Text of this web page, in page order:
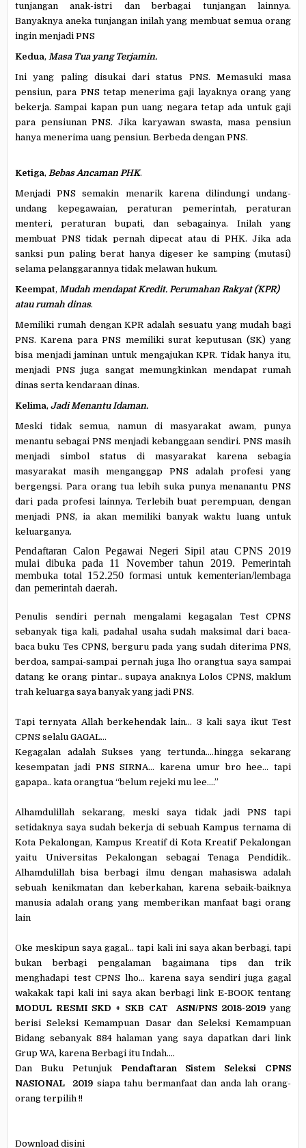
tunjangan anak-istri dan berbagai tunjangan lainnya.
Banyaknya aneka tunjangan inilah yang membuat semua orang
ingin menjadi PNS
Kedua, Masa Tua yang Terjamin.
Ini yang paling disukai dari status PNS. Memasuki masa
pensiun, para PNS tetap menerima gaji layaknya orang yang
bekerja. Sampai kapan pun uang negara tetap ada untuk gaji
para pensiunan PNS. Jika karyawan swasta, masa pensiun
hanya menerima uang pensiun. Berbeda dengan PNS.
Ketiga, Bebas Ancaman PHK.
Menjadi PNS semakin menarik karena dilindungi undang-
undang kepegawaian, peraturan pemerintah, peraturan
menteri, peraturan bupati, dan sebagainya. Inilah yang
membuat PNS tidak pernah dipecat atau di PHK. Jika ada
sanksi pun paling berat hanya digeser ke samping (mutasi)
selama pelanggarannya tidak melawan hukum.
Keempat, Mudah mendapat Kredit. Perumahan Rakyat (KPR)
atau rumah dinas.
Memiliki rumah dengan KPR adalah sesuatu yang mudah bagi
PNS. Karena para PNS memiliki surat keputusan (SK) yang
bisa menjadi jaminan untuk mengajukan KPR. Tidak hanya itu,
menjadi PNS juga sangat memungkinkan mendapat rumah
dinas serta kendaraan dinas.
Kelima, Jadi Menantu Idaman.
Meski tidak semua, namun di masyarakat awam, punya
menantu sebagai PNS menjadi kebanggaan sendiri. PNS masih
menjadi simbol status di masyarakat karena sebagia
masyarakat masih menganggap PNS adalah profesi yang
bergengsi. Para orang tua lebih suka punya menanantu PNS
dari pada profesi lainnya. Terlebih buat perempuan, dengan
menjadi PNS, ia akan memiliki banyak waktu luang untuk
keluarganya.
Pendaftaran Calon Pegawai Negeri Sipil atau CPNS 2019
mulai dibuka pada 11 November tahun 2019. Pemerintah
membuka total 152.250 formasi untuk kementerian/lembaga
dan pemerintah daerah.
Penulis sendiri pernah mengalami kegagalan Test CPNS
sebanyak tiga kali, padahal usaha sudah maksimal dari baca-
baca buku Tes CPNS, berguru pada yang sudah diterima PNS,
berdoa, sampai-sampai pernah juga lho orangtua saya sampai
datang ke orang pintar.. supaya anaknya Lolos CPNS, maklum
trah keluarga saya banyak yang jadi PNS.
Tapi ternyata Allah berkehendak lain… 3 kali saya ikut Test
CPNS selalu GAGAL…
Kegagalan adalah Sukses yang tertunda….hingga sekarang
kesempatan jadi PNS SIRNA… karena umur bro hee… tapi
gapapa.. kata orangtua “belum rejeki mu lee….”
Alhamdulillah sekarang, meski saya tidak jadi PNS tapi
setidaknya saya sudah bekerja di sebuah Kampus ternama di
Kota Pekalongan, Kampus Kreatif di Kota Kreatif Pekalongan
yaitu Universitas Pekalongan sebagai Tenaga Pendidik..
Alhamdulillah bisa berbagi ilmu dengan mahasiswa adalah
sebuah kenikmatan dan keberkahan, karena sebaik-baiknya
manusia adalah orang yang memberikan manfaat bagi orang
lain
Oke meskipun saya gagal… tapi kali ini saya akan berbagi, tapi
bukan berbagi pengalaman bagaimana tips dan trik
menghadapi test CPNS lho… karena saya sendiri juga gagal
wakakak tapi kali ini saya akan berbagi link E-BOOK tentang
MODUL RESMI SKD + SKB CAT
ASN/PNS 2018-2019yang
berisi Seleksi Kemampuan Dasar dan Seleksi Kemampuan
Bidang sebanyak 884 halaman yang saya dapatkan dari link
Grup WA, karena Berbagi itu Indah....
Dan Buku Petunjuk Pendaftaran Sistem Seleksi CPNS
NASIONAL
2019 siapa tahu bermanfaat dan anda lah orang-
orang terpilih !!
Download disini